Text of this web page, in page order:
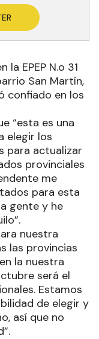
EPEP N.o 31
San Martín,
confiado en los
“esta es una
elegir los
para actualizar
provinciales
me
para esta
gente y he
nuestra
las provincias
la nuestra
será el
Estamos
de elegir y
así que no